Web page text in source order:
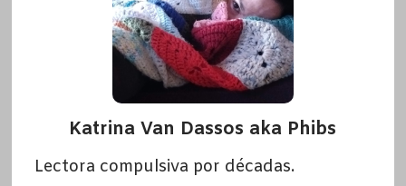
Katrina Van Dassos aka Phibs
Lectora compulsiva por décadas.